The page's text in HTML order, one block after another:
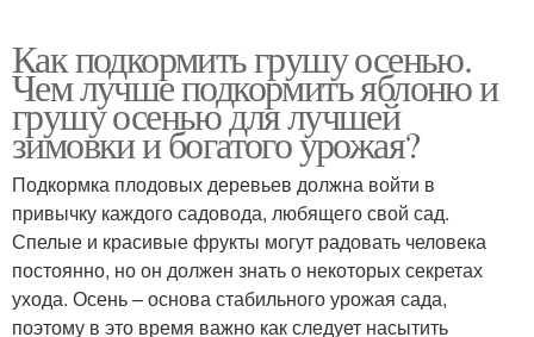
Как подкормить грушу осенью.
Чем лучше подкормить яблоню и
грушу осенью для лучшей
зимовки и богатого урожая?
Подкормка плодовых деревьев должна войти в
привычку каждого садовода, любящего свой сад.
Спелые и красивые фрукты могут радовать человека
постоянно, но он должен знать о некоторых секретах
ухода. Осень – основа стабильного урожая сада,
поэтому в это время важно как следует насытить